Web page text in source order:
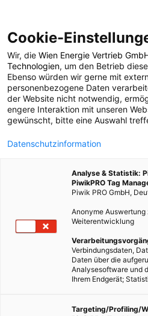
POSTS BY
Circus
1
Cookie-
Wir, die Wien Energie Vertrieb
Technologien, um den Betrieb
Ebenso würden wir gerne mit
personenbezogene Daten
der Website nicht notwendig,
engere Interaktion mit unseren
gewünscht, bitte eine Auswahl
Datenschutzinformation
Analyse & Statistik:
PiwikPRO Tag
Piwik PRO GmbH,
Anonyme
Weiterentwicklung
Verbindungsdaten,
Daten über die
Analysesoftware und
Ihrem Endgerät;
Targeting/Profiling/